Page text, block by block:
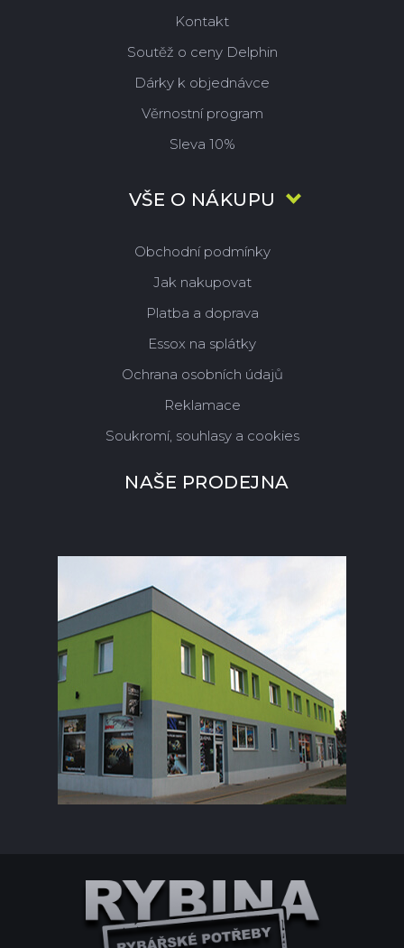
Kontakt
Soutěž o ceny Delphin
Dárky k objednávce
Věrnostní program
Sleva 10%
VŠE O NÁKUPU
Obchodní podmínky
Jak nakupovat
Platba a doprava
Essox na splátky
Ochrana osobních údajů
Reklamace
Soukromí, souhlasy a cookies
NAŠE PRODEJNA